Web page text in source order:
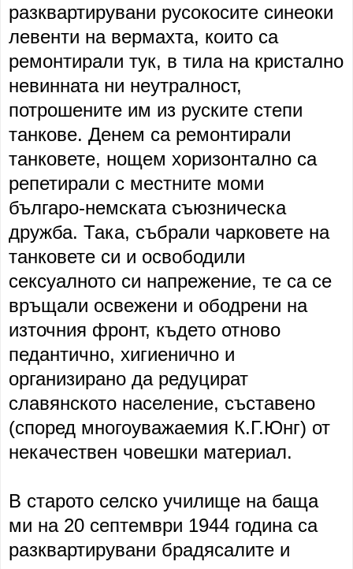
разквартирувани русокосите синеоки
левенти на вермахта, които са
ремонтирали тук, в тила на кристално
невинната ни неутралност,
потрошените им из руските степи
танкове. Денем са ремонтирали
танковете, нощем хоризонтално са
репетирали с местните моми
българо-немската съюзническа
дружба. Така, събрали чарковете на
танковете си и освободили
сексуалното си напрежение, те са се
връщали освежени и ободрени на
източния фронт, където отново
педантично, хигиенично и
организирано да редуцират
славянското население, съставено
(според многоуважаемия К.Г.Юнг) от
некачествен човешки материал.
В старото селско училище на баща
ми на 20 септември 1944 година са
разквартирувани брадясалите и